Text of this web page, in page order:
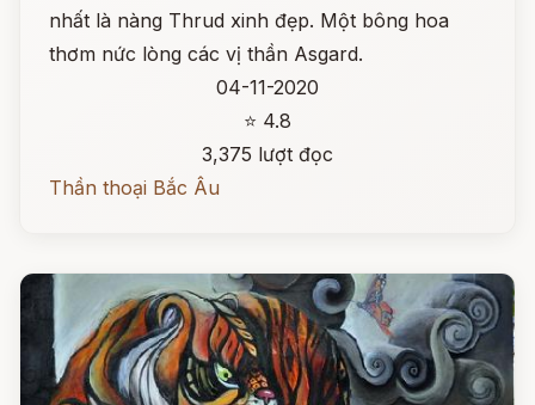
nhất là nàng Thrud xinh đẹp. Một bông hoa
thơm nức lòng các vị thần Asgard.
04-11-2020
⭐ 4.8
3,375 lượt đọc
Thần thoại Bắc Âu